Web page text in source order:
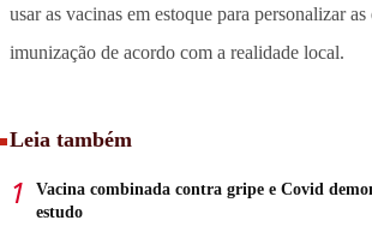
usar as vacinas em estoque para personalizar as
imunização de acordo com a realidade local.
Leia também
Vacina combinada contra gripe e Covid
estudo